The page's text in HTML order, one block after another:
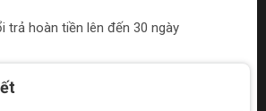
trả hoàn tiền lên đến 30 ngày